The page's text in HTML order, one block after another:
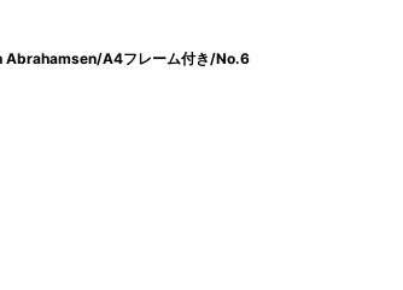
Abrahamsen/A4フレーム付き/No.6